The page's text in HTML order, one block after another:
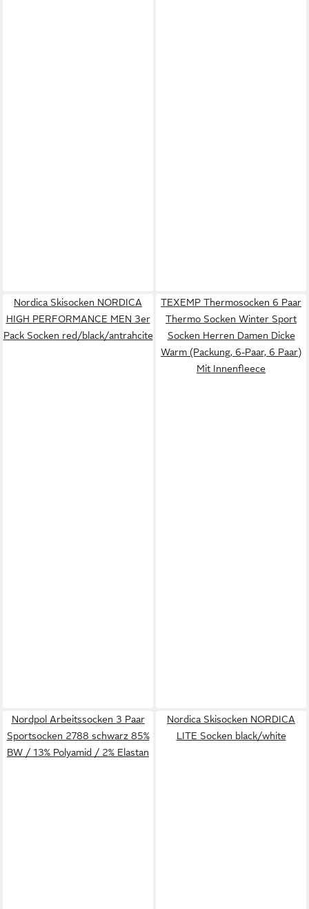
Nordica Skisocken NORDICA
HIGH PERFORMANCE MEN 3er
Pack Socken red/black/antrahcite
TEXEMP Thermosocken 6 Paar
Thermo Socken Winter Sport
Socken Herren Damen Dicke
Warm (Packung, 6-Paar, 6 Paar)
Mit Innenfleece
Nordpol Arbeitssocken 3 Paar
Sportsocken 2788 schwarz 85%
BW / 13% Polyamid / 2% Elastan
Nordica Skisocken NORDICA
LITE Socken black/white